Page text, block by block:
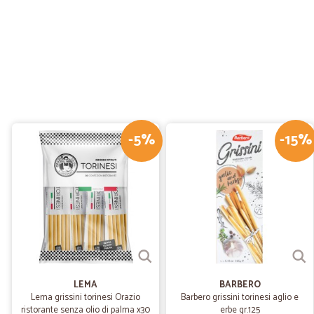
-5%
LEMA
Lema grissini torinesi Orazio
ristorante senza olio di palma x30
-15%
BARBERO
Barbero grissini torinesi aglio e
erbe gr.125